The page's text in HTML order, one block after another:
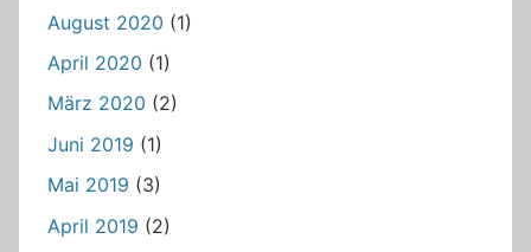
August 2020 (1)
April 2020 (1)
März 2020 (2)
Juni 2019 (1)
Mai 2019 (3)
April 2019 (2)